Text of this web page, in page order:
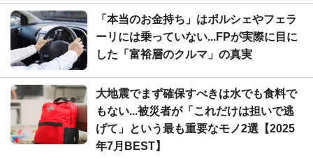
「本当のお金持ち」はポルシェやフェラ
ーリには乗っていない...FPが実際に目に
した「富裕層のクルマ」の真実
大地震でまず確保すべきは水でも食料で
もない...被災者が「これだけは担いで逃
げて」という最も重要なモノ2選【2025
年7月BEST】